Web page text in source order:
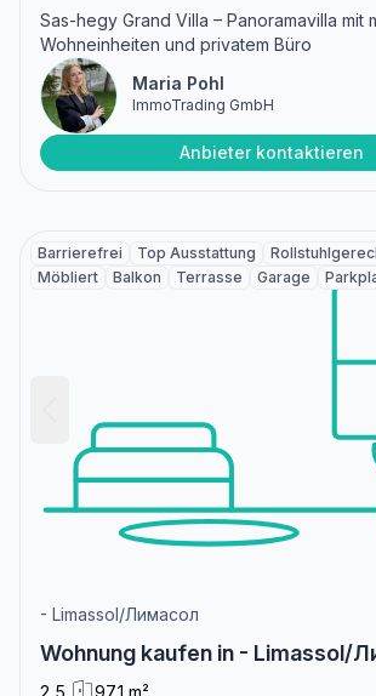
Sas-hegy Grand Villa – Panoramavilla mit
Wohneinheiten und privatem Büro
Maria Pohl
ImmoTrading GmbH
Anbieter kontaktieren
Barrierefrei Top Ausstattung
Möbliert
Balkon Terrasse Garage
- Limassol/Лимасол
Wohnung kaufen in - Limassol/
2,5 97,1 m²